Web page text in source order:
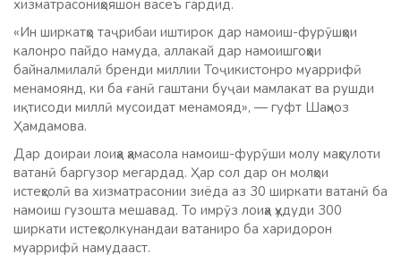
хизматрасониҳояшон васеъ гардид.
«Ин ширкатҳо таҷрибаи иштирок дар намоиш-фурӯшҳои
калонро пайдо намуда, аллакай дар намоишгоҳҳои
байналмилалӣ бренди миллии Тоҷикистонро муаррифӣ
менамоянд, ки ба ғанӣ гаштани буҷаи мамлакат ва рушди
иқтисоди миллӣ мусоидат менамояд», — гуфт Шаҳноз
Ҳамдамова.
Дар доираи лоиҳа ҳамасола намоиш-фурӯши молу маҳсулоти
ватанӣ баргузор мегардад. Ҳар сол дар он молҳои
истеҳсолӣ ва хизматрасонии зиёда аз 30 ширкати ватанӣ ба
намоиш гузошта мешавад. То имрӯз лоиҳа ҳудуди 300
ширкати истеҳсолкунандаи ватаниро ба харидорон
муаррифӣ намудааст.